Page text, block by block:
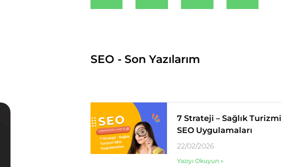
SEO - Son Yazılarım
7 Strateji – Sağlık Turizmi
SEO Uygulamaları
22/02/2026
Yazıyı Okuyun »